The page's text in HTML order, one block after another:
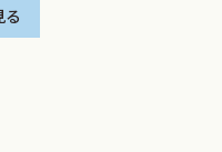
感染と推定される病原
替療法は成長や発達，学
そのものと深くかかわ
る